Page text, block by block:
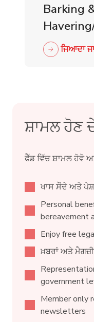
Barking
Central
Business
ਜਿਆਦਾ
ਸ਼ਾਮਲ ਹੋਣ
ਫੈੱਡ ਵਿੱਚ ਸ਼ਾਮਲ ਹੋਵੋ
ਖਾਸ ਸੌਦੇ ਅਤੇ
Personal
bereavement
Enjoy free
ਖ਼ਬਰਾਂ ਅਤੇ
government
Member only
newsletters